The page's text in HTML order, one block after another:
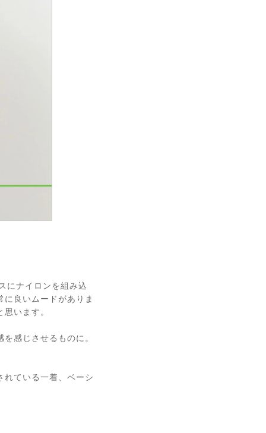
にナイロンを組み込
良いムードがありま
います。
感じさせるものに。
ている一着、ベーシ